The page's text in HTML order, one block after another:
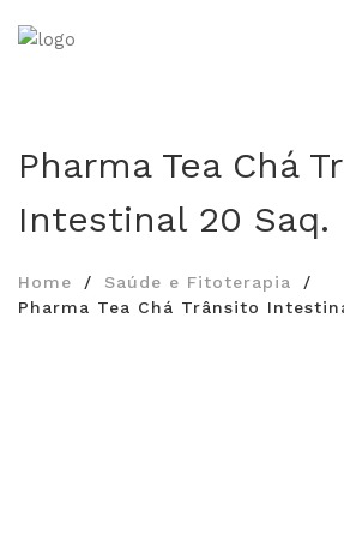
Pharma Tea Chá
Intestinal 20 Saq.
Home
Saúde e Fitoterapia
Pharma Tea Chá Trânsito